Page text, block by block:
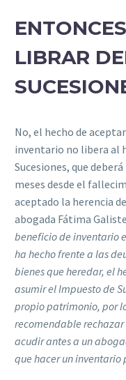
LIBRAR
No, el hecho de
inventario no libera al
Sucesiones, que
meses desde el
aceptado la herencia
abogada Fátima
beneficio de inventario
ha hecho frente a las
bienes que heredar, el
asumir el Impuesto de
propio patrimonio, por
recomendable
acudir antes a un
que hacer un inventario